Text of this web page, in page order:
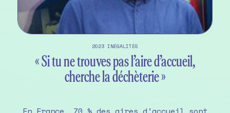
2023 INÉGALITÉS
« Si tu ne trouves pas l’aire d’accueil,
cherche la déchèterie »